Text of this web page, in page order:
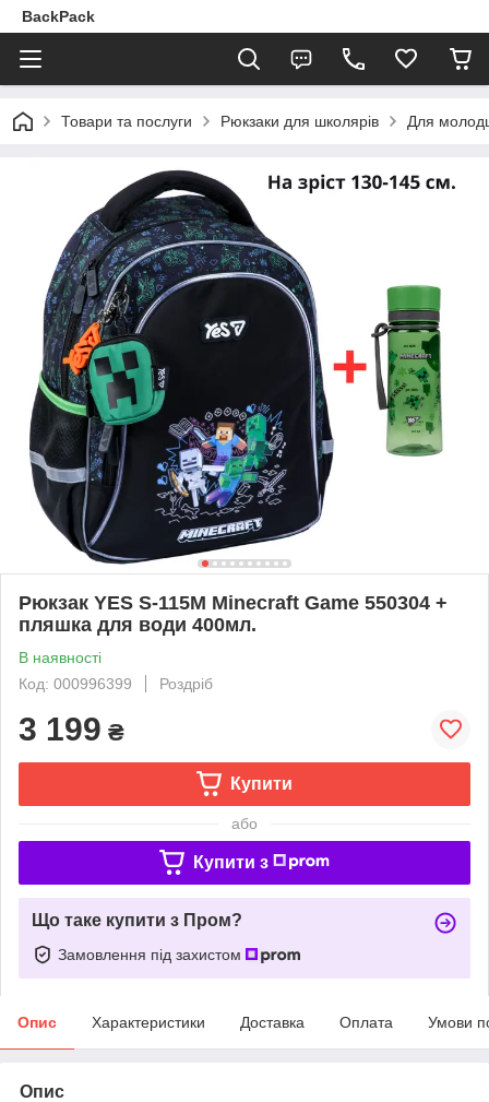
BackPack
Товари та послуги Рюкзаки для школярів Для
Рюкзак YES S-115M Minecraft Game 550304 +
пляшка для води 400мл.
В наявності
Код: 000996399
Роздріб
3 199 ₴
Купити
або
Купити з
Що таке купити з Пром?
Замовлення під захистом
Опис Характеристики Доставка Оплата Умови
Опис